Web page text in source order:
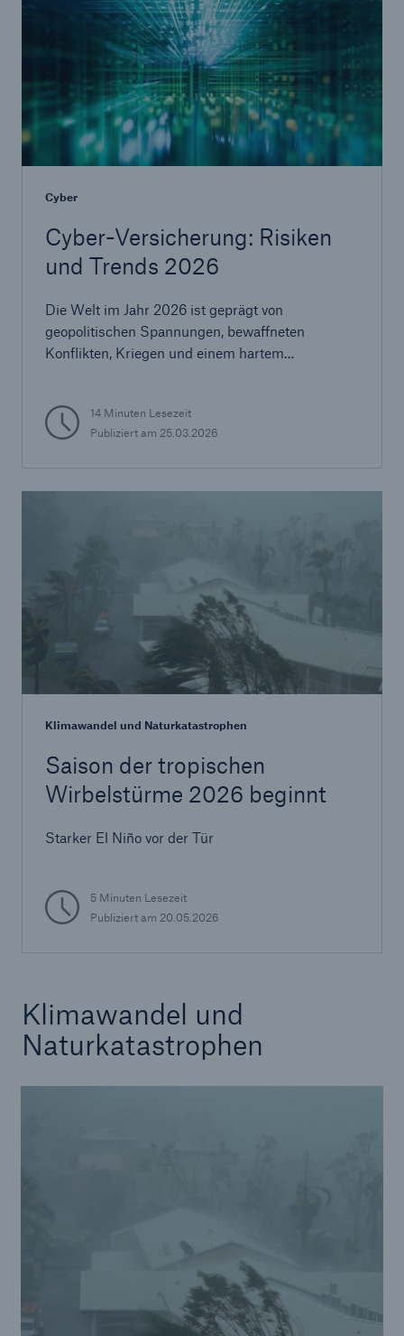
Cyber
Cyber-Versicherung: Risiken
und Trends 2026
Die Welt im Jahr 2026 ist geprägt von
geopolitischen Spannungen, bewaffneten
Konflikten, Kriegen und einem hartem
entschlossenes Risikomanagement erfordert.
14 Minuten Lesezeit
Publiziert am 25.03.2026
Klimawandel und Naturkatastrophen
Saison der tropischen
Wirbelstürme 2026 beginnt
Starker El Niño vor der Tür
5 Minuten Lesezeit
Publiziert am 20.05.2026
Klimawandel und
Naturkatastrophen